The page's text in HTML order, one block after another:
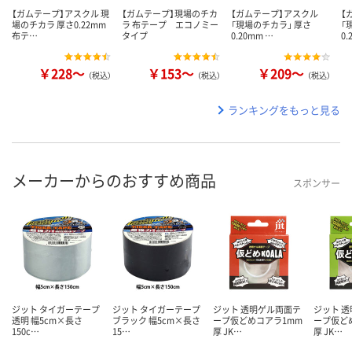
【ガムテープ】アスクル 現
場のチカラ 厚さ0.22mm
布テ…
￥228～ （税込）
【ガムテープ】現場のチカ
ラ 布テープ エコノミー
タイプ
￥153～ （税込）
【ガムテープ】アスクル
「現場のチカラ」 厚さ
0.20mm …
￥209～ （税込）
ランキングをもっと見る
メーカーからのおすすめ商品 スポンサー
ジット タイガーテープ
透明 幅5cm×長さ
150c…
ジット タイガーテープ
ブラック 幅5cm×長さ
15…
ジット 透明ゲル両面テ
ープ仮どめコアラ1mm
厚 JK…
ジット
ープ仮ど
厚 JK…